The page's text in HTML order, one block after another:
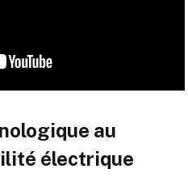
au
électrique